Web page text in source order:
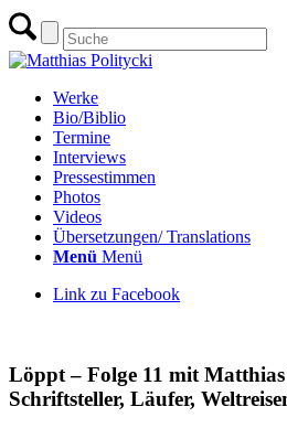
Werke
Bio/Biblio
Termine
Interviews
Pressestimmen
Photos
Videos
Übersetzungen/ Translations
Menü Menü
Link zu Facebook
Löppt – Folge 11 mit
Schriftsteller, Läufer,